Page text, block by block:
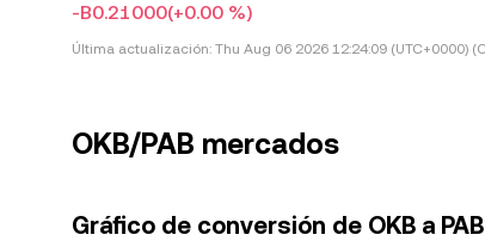
-B0.21000(+0.00 %)
Última actualización: Thu Aug 06 2026 12:24:09 (UTC+0000)
OKB/PAB mercados
Gráfico de conversión de OKB a PAB